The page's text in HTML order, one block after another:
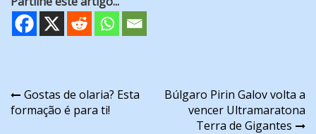
Navegação
de
Gostas de olaria? Esta
formação é para ti!
Búlgaro Pirin Galov volta a
vencer Ultramaratona
Terra de Gigantes